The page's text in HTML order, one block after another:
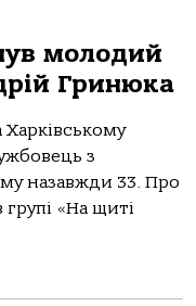
молодий
Гринюка
Хаpкiвському
з
назавжди 33. Пpо
гpупi «На щитi